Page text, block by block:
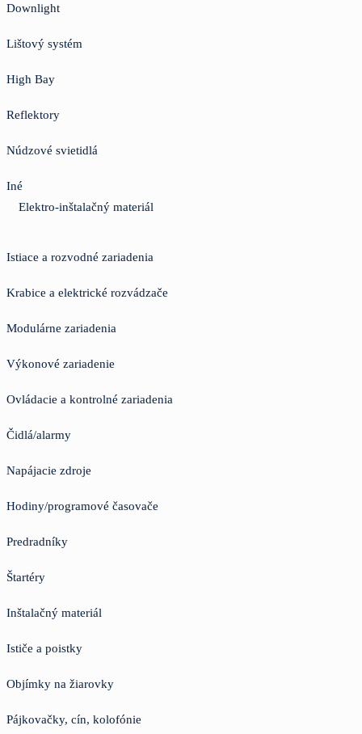
Downlight
Lištový systém
High Bay
Reflektory
Núdzové svietidlá
Iné
Elektro-inštalačný materiál
Istiace a rozvodné zariadenia
Krabice a elektrické rozvádzače
Modulárne zariadenia
Výkonové zariadenie
Ovládacie a kontrolné zariadenia
Čidlá/alarmy
Napájacie zdroje
Hodiny/programové časovače
Predradníky
Štartéry
Inštalačný materiál
Ističe a poistky
Objímky na žiarovky
Pájkovačky, cín, kolofónie